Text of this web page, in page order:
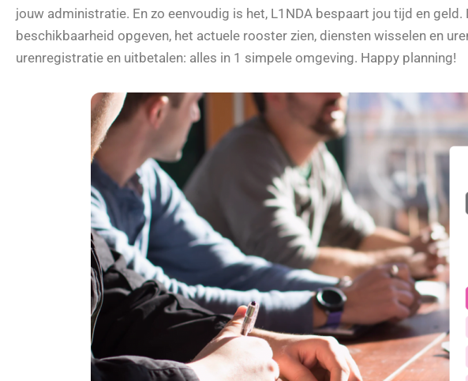
jouw administratie. En zo eenvoudig is het, L1NDA bespaart jou tijd en
beschikbaarheid opgeven, het actuele rooster zien, diensten wisselen en
urenregistratie en uitbetalen: alles in 1 simpele omgeving. Happy planning!